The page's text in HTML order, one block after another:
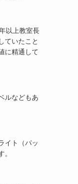
以上教室長
ていたこと
に精通して
ルなどもあ
イト（パッ